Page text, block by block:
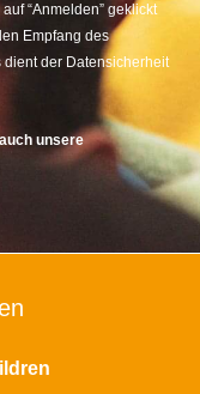
“Anmelden” geklickt
Empfang des
dient der Datensicherheit
unsere